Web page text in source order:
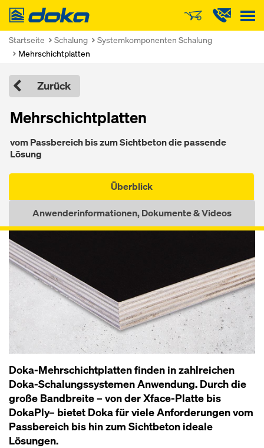
Doka
Startseite Schalung
Systemkomponenten Schalung
Mehrschichtplatten
Zurück
Mehrschichtplatten
vom Passbereich bis zum Sichtbeton die passende
Lösung
Überblick
Anwenderinformationen, Dokumente & Videos
Doka-Mehrschichtplatten finden in zahlreichen
Doka-Schalungssystemen Anwendung. Durch die
große Bandbreite – von der Xface-Platte bis
DokaPly– bietet Doka für viele Anforderungen vom
Passbereich bis hin zum Sichtbeton ideale
Lösungen.